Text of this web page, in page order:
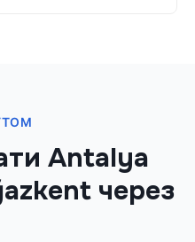
Antalya
через